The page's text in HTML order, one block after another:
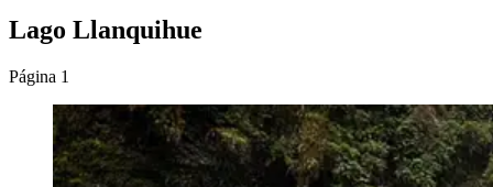
Lago Llanquihue
Página 1